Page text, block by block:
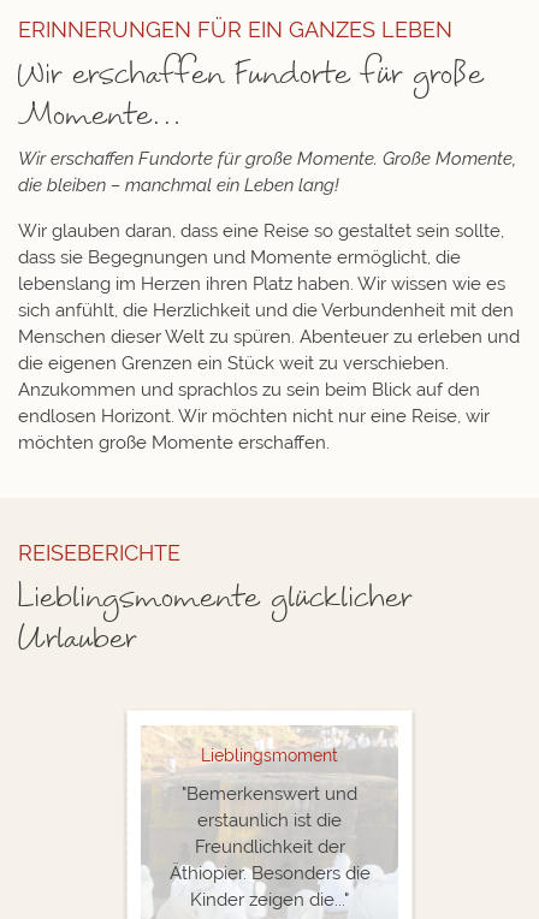
ERINNERUNGEN FÜR EIN GANZES LEBEN
Wir erschaffen Fundorte für große
Momente…
Wir erschaffen Fundorte für große Momente. Große Momente,
die bleiben – manchmal ein Leben lang!
Wir glauben daran, dass eine Reise so gestaltet sein sollte,
dass sie Begegnungen und Momente ermöglicht, die
lebenslang im Herzen ihren Platz haben. Wir wissen wie es
sich anfühlt, die Herzlichkeit und die Verbundenheit mit den
Menschen dieser Welt zu spüren. Abenteuer zu erleben und
die eigenen Grenzen ein Stück weit zu verschieben.
Anzukommen und sprachlos zu sein beim Blick auf den
endlosen Horizont. Wir möchten nicht nur eine Reise, wir
möchten große Momente erschaffen.
REISEBERICHTE
Lieblingsmomente glücklicher
Urlauber
Lieblingsmoment
"Bemerkenswert und
erstaunlich ist die
Freundlichkeit der
Äthiopier. Besonders die
Kinder zeigen die..."